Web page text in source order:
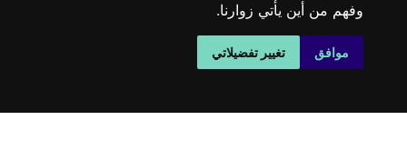
وفهم من أين يأتي زوارنا.
موافق تغيير تفضيلاتي